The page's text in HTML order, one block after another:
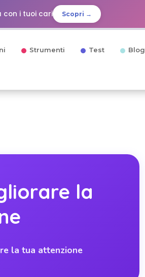
con i tuoi cari Scopri →
Strumenti Test Blog
la
la tua attenzione